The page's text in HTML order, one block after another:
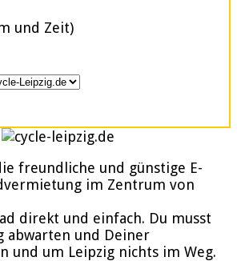
und Zeit)
freundliche und günstige E-
im Zentrum von
direkt und einfach. Du musst
abwarten und Deiner
und um Leipzig nichts im Weg.